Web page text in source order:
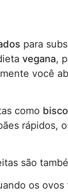
para
vegana,
você
como
rápidos,
são
os ovos